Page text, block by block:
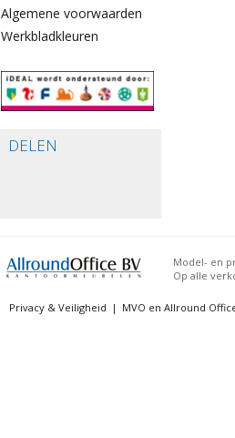
Algemene voorwaarden
Werkbladkleuren
DELEN
Model- en
Op alle
Privacy & Veiligheid MVO en Allround